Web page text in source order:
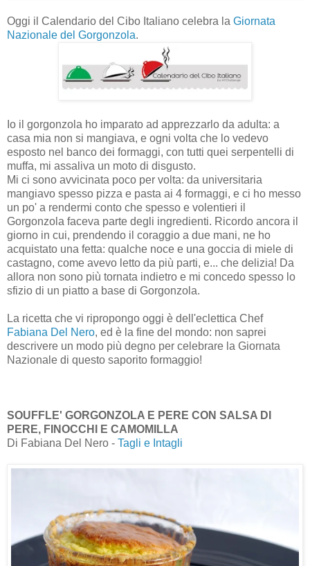
Oggi il Calendario del Cibo Italiano celebra la Giornata
Nazionale del Gorgonzola.
Io il gorgonzola ho imparato ad apprezzarlo da adulta: a
casa mia non si mangiava, e ogni volta che lo vedevo
esposto nel banco dei formaggi, con tutti quei serpentelli di
muffa, mi assaliva un moto di disgusto.
Mi ci sono avvicinata poco per volta: da universitaria
mangiavo spesso pizza e pasta ai 4 formaggi, e ci ho messo
un po' a rendermi conto che spesso e volentieri il
Gorgonzola faceva parte degli ingredienti. Ricordo ancora il
giorno in cui, prendendo il coraggio a due mani, ne ho
acquistato una fetta: qualche noce e una goccia di miele di
castagno, come avevo letto da più parti, e... che delizia! Da
allora non sono più tornata indietro e mi concedo spesso lo
sfizio di un piatto a base di Gorgonzola.
La ricetta che vi ripropongo oggi è dell'eclettica Chef
Fabiana Del Nero, ed è la fine del mondo: non saprei
descrivere un modo più degno per celebrare la Giornata
Nazionale di questo saporito formaggio!
SOUFFLE' GORGONZOLA E PERE CON SALSA DI
PERE, FINOCCHI E CAMOMILLA
Di Fabiana Del Nero - Tagli e Intagli